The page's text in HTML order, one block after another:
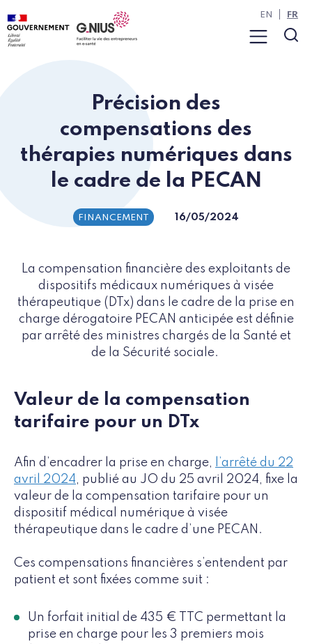
Panneau de gestion des cookies
Aller au contenu
Aller à la navigation
Menu
EN FR
Précision des
compensations des
thérapies numériques dans
le cadre de la PECAN
FINANCEMENT 16/05/2024
La compensation financière des exploitants de
dispositifs médicaux numériques à visée
thérapeutique (DTx) dans le cadre de la prise en
charge dérogatoire PECAN anticipée est définie
par arrêté des ministres chargés de la Santé et
de la Sécurité sociale.
Valeur de la compensation
tarifaire pour un DTx
Afin d’encadrer la prise en charge,
l’arrêté du 22
avril 2024, publié au JO du 25 avril 2024, fixe la
valeur de la compensation tarifaire pour un
dispositif médical numérique à visée
thérapeutique dans le cadre d’une PECAN.
Ces compensations financières s’entendent par
patient et sont fixées comme suit :
Un forfait initial de 435 € TTC permettant la
prise en charge pour les 3 premiers mois